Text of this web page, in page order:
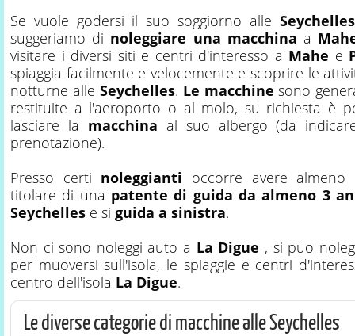
Se vuole godersi il suo soggiorno alle Seychelles
suggeriamo di noleggiare una macchina a
visitare i diversi siti e centri d'interesso a Mahe e
spiaggia facilmente e velocemente e scoprire le
notturne alle Seychelles. Le macchine sono
restituite a l'aeroporto o al molo, su richiesta è
lasciare la macchina al suo albergo (da
prenotazione).
Presso certi noleggianti occorre avere almeno
titolare di una patente di guida da almeno 3
Seychelles e si guida a sinistra.
Non ci sono noleggi auto a La Digue , si puo
per muoversi sull'isola, le spiaggie e centri
centro dell'isola La Digue.
Le diverse categorie di macchine alle Seychelles